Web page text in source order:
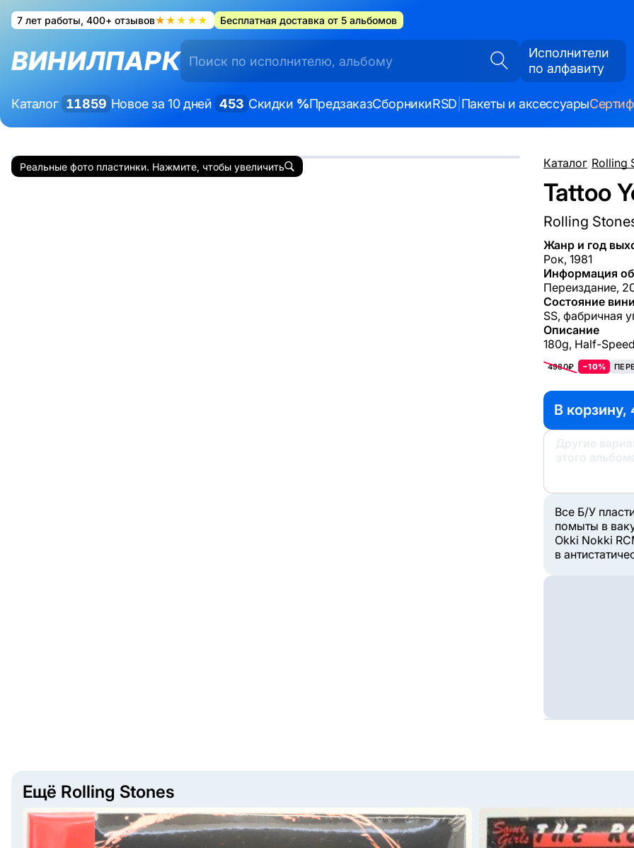
7 лет работы, 400+ отзывов★★★★★ Бесплатная доставка от 5 альбомов
ВИНИЛПАРК
Исполнители
по алфавиту
Каталог 11859 Новое за 10 дней 453 Скидки %ПредзаказСборникиRSD Пакеты и аксессуары
Каталог/Rolling
Tattoo
Rolling
Жанр и год
Рок, 1981
Информация
Переиздание,
Состояние
SS, фабричная
Описание
180g, Half-
4980₽ −10%
В корзину,
Другие
этого
Все Б/У
помыты в
Okki Nokki
в
Реальные фото пластинки. Нажмите, чтобы увеличить
Ещё Rolling Stones